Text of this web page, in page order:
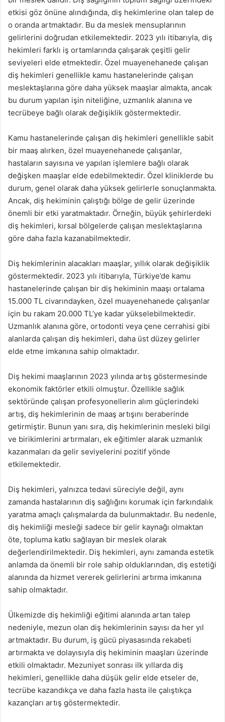
etkisi göz önüne alındığında, diş hekimlerine olan talep de
o oranda artmaktadır. Bu da meslek mensuplarının
gelirlerini doğrudan etkilemektedir. 2023 yılı itibarıyla, diş
hekimleri farklı iş ortamlarında çalışarak çeşitli gelir
seviyeleri elde etmektedir. Özel muayenehanede çalışan
diş hekimleri genellikle kamu hastanelerinde çalışan
meslektaşlarına göre daha yüksek maaşlar almakta, ancak
bu durum yapılan işin niteliğine, uzmanlık alanına ve
tecrübeye bağlı olarak değişiklik göstermektedir.
Kamu hastanelerinde çalışan diş hekimleri genellikle sabit
bir maaş alırken, özel muayenehanede çalışanlar,
hastaların sayısına ve yapılan işlemlere bağlı olarak
değişken maaşlar elde edebilmektedir. Özel kliniklerde bu
durum, genel olarak daha yüksek gelirlerle sonuçlanmakta.
Ancak, diş hekiminin çalıştığı bölge de gelir üzerinde
önemli bir etki yaratmaktadır. Örneğin, büyük şehirlerdeki
diş hekimleri, kırsal bölgelerde çalışan meslektaşlarına
göre daha fazla kazanabilmektedir.
Diş hekimlerinin alacakları maaşlar, yıllık olarak değişiklik
göstermektedir. 2023 yılı itibarıyla, Türkiye’de kamu
hastanelerinde çalışan bir diş hekiminin maaşı ortalama
15.000 TL civarındayken, özel muayenehanede çalışanlar
için bu rakam 20.000 TL’ye kadar yükselebilmektedir.
Uzmanlık alanına göre, ortodonti veya çene cerrahisi gibi
alanlarda çalışan diş hekimleri, daha üst düzey gelirler
elde etme imkanına sahip olmaktadır.
Diş hekimi maaşlarının 2023 yılında artış göstermesinde
ekonomik faktörler etkili olmuştur. Özellikle sağlık
sektöründe çalışan profesyonellerin alım güçlerindeki
artış, diş hekimlerinin de maaş artışını beraberinde
getirmiştir. Bunun yanı sıra, diş hekimlerinin mesleki bilgi
ve birikimlerini artırmaları, ek eğitimler alarak uzmanlık
kazanmaları da gelir seviyelerini pozitif yönde
etkilemektedir.
Diş hekimleri, yalnızca tedavi süreciyle değil, aynı
zamanda hastalarının diş sağlığını korumak için farkındalık
yaratma amaçlı çalışmalarda da bulunmaktadır. Bu nedenle,
diş hekimliği mesleği sadece bir gelir kaynağı olmaktan
öte, topluma katkı sağlayan bir meslek olarak
değerlendirilmektedir. Diş hekimleri, aynı zamanda estetik
anlamda da önemli bir role sahip olduklarından, diş estetiği
alanında da hizmet vererek gelirlerini artırma imkanına
sahip olmaktadır.
Ülkemizde diş hekimliği eğitimi alanında artan talep
nedeniyle, mezun olan diş hekimlerinin sayısı da her yıl
artmaktadır. Bu durum, iş gücü piyasasında rekabeti
artırmakta ve dolayısıyla diş hekiminin maaşları üzerinde
etkili olmaktadır. Mezuniyet sonrası ilk yıllarda diş
hekimleri, genellikle daha düşük gelir elde etseler de,
tecrübe kazandıkça ve daha fazla hasta ile çalıştıkça
kazançları artış göstermektedir.